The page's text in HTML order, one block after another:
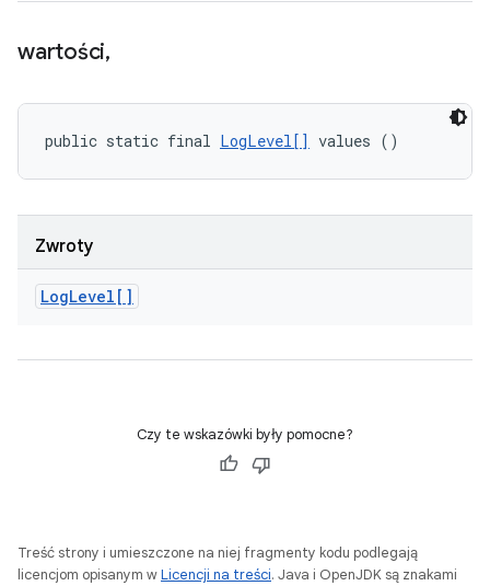
wartości,
public static final LogLevel[] values ()
Zwroty
LogLevel[]
Czy te wskazówki były pomocne?
Treść strony i umieszczone na niej fragmenty kodu podlegają
licencjom opisanym wLicencji na treści. Java i OpenJDK są znakami